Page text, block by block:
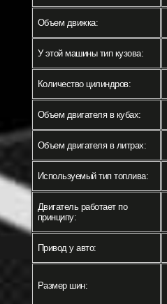
Объем движка:
У этой машины тип кузова:
Количество цилиндров:
Объем двигателя в кубах:
Объем двигателя в литрах:
Используемый тип топлива:
Двигатель работает по
принципу:
Привод у авто:
Размер шин: